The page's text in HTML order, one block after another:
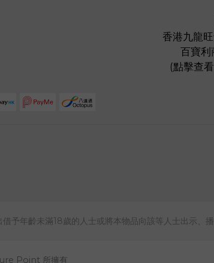
香港九龍
百寶利
(點擊查
予年齡未滿18歲的人士或將本物品向該等人士出示、播
Point 所擁有